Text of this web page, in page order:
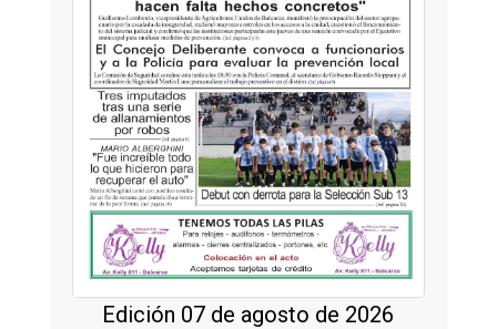
Edición 07 de agosto de 2026